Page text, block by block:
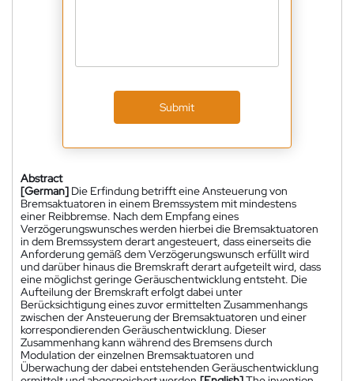
Submit
Abstract
[German] Die Erfindung betrifft eine Ansteuerung von
Bremsaktuatoren in einem Bremssystem mit mindestens
einer Reibbremse. Nach dem Empfang eines
Verzögerungswunsches werden hierbei die Bremsaktuatoren
in dem Bremssystem derart angesteuert, dass einerseits die
Anforderung gemäß dem Verzögerungswunsch erfüllt wird
und darüber hinaus die Bremskraft derart aufgeteilt wird, dass
eine möglichst geringe Geräuschentwicklung entsteht. Die
Aufteilung der Bremskraft erfolgt dabei unter
Berücksichtigung eines zuvor ermittelten Zusammenhangs
zwischen der Ansteuerung der Bremsaktuatoren und einer
korrespondierenden Geräuschentwicklung. Dieser
Zusammenhang kann während des Bremsens durch
Modulation der einzelnen Bremsaktuatoren und
Überwachung der dabei entstehenden Geräuschentwicklung